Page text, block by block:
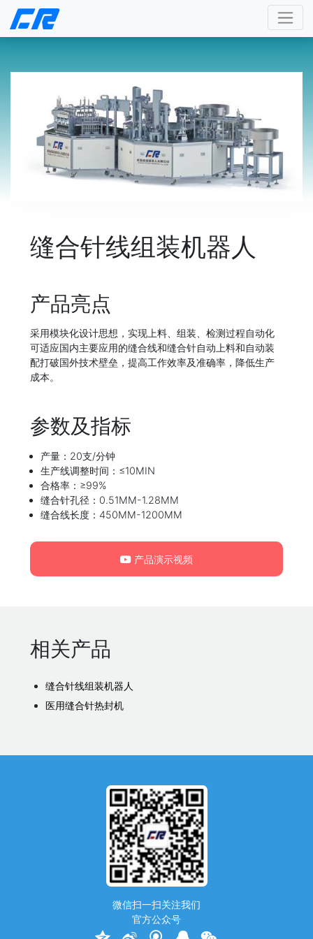
缝合针线组装机器人
产品亮点
采用模块化设计思想，实现上料、组装、检测过程自动化
可适应国内主要应用的缝合线和缝合针自动上料和自动装
配打破国外技术壁垒，提高工作效率及准确率，降低生产
成本。
参数及指标
产量：20支/分钟
生产线调整时间：≤10MIN
合格率：≥99%
缝合针孔径：0.51MM-1.28MM
缝合线长度：450MM-1200MM
产品演示视频
相关产品
缝合针线组装机器人
医用缝合针热封机
微信扫一扫关注我们
官方公众号